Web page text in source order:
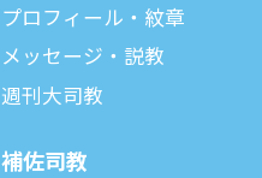
プロフィール・紋章
メッセージ・説教
週刊⼤司教
補佐司教